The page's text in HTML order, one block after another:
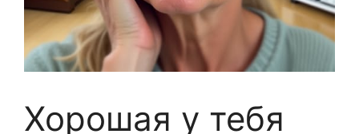
Хорошая у тебя